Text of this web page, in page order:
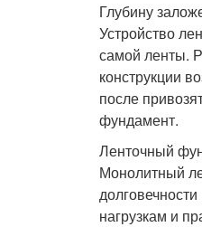
Глубину
Устройство
самой ленты.
конструкции
после
фундамент.
Ленточный
Монолитный
нагрузкам и